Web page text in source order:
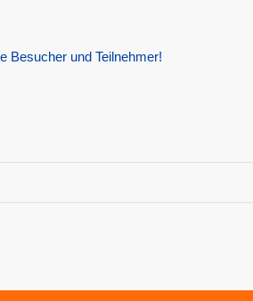
Besucher und Teilnehmer!